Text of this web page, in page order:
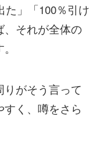
」「100％引け
、それが全体の
がそう言って
く、噂をさら